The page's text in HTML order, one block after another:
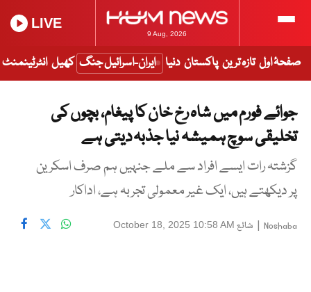
9 Aug, 2026
LIVE
صفحۂ اول تازہ ترین پاکستان دنیا ایران-اسرائیل جنگ کھیل انٹرٹینمنٹ
جوائے فورم میں شاہ رخ خان کا پیغام، بچوں کی
تخلیقی سوچ ہمیشہ نیا جذبہ دیتی ہے
گزشتہ رات ایسے افراد سے ملے جنہیں ہم صرف اسکرین
پر دیکھتے ہیں، ایک غیر معمولی تجربہ ہے، اداکار
Noshaba
| شائع October 18, 2025 10:58 AM